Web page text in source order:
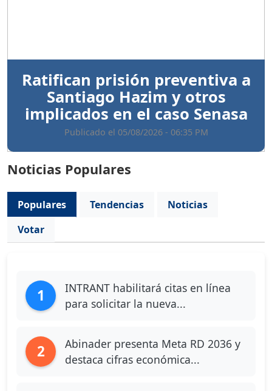
Ratifican prisión preventiva a
Santiago Hazim y otros
implicados en el caso Senasa
Publicado el 05/08/2026 - 06:35 PM
Noticias Populares
Populares Tendencias
Noticias
Votar
1
INTRANT habilitará citas en línea
para solicitar la nueva...
2
Abinader presenta Meta RD 2036 y
destaca cifras económica...